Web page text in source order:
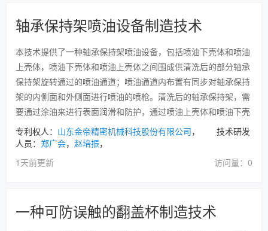
轴承保持架喷油设备制造技术
本技术提供了一种轴承保持架喷油设备，包括喷油下壳体和喷油
上壳体，喷油下壳体和喷油上壳体之间围成供清洗后的部分轴承
保持架旋转通过的喷油通道；喷油通道内布置有同步对轴承保持
架的内侧面和外侧面进行喷油的喷枪。清洗后的轴承保持架，需
要通过涂油来进行表面润滑和防护，通过喷油上壳体和喷油下壳
专利权人： 山东金帝精密机械科技股份有限公司， 技术研发
人员： 郑广会， 赵培振，
1天前更新
访问量：0
一种可防误触的翻盖杯制造技术